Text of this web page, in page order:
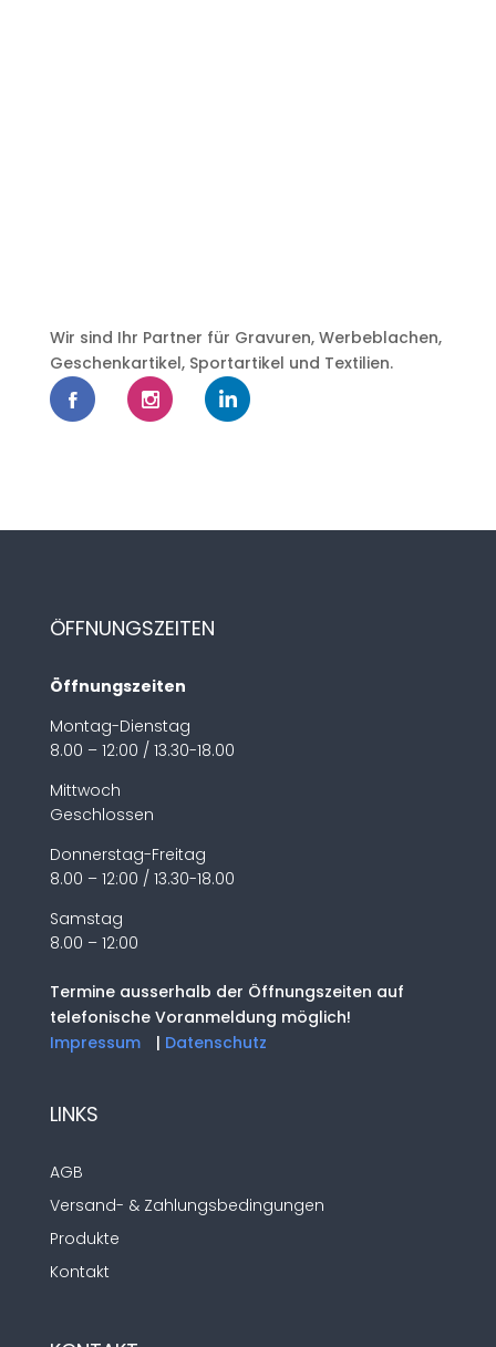
Wir sind Ihr Partner für Gravuren, Werbeblachen,
Geschenkartikel, Sportartikel und Textilien.
ÖFFNUNGSZEITEN
Öffnungszeiten
Montag-Dienstag
8.00 – 12:00 / 13.30-18.00
Mittwoch
Geschlossen
Donnerstag-Freitag
8.00 – 12:00 / 13.30-18.00
Samstag
8.00 – 12:00
Termine ausserhalb der Öffnungszeiten auf
telefonische Voranmeldung möglich!
Impressum
| Datenschutz
LINKS
AGB
Versand- & Zahlungsbedingungen
Produkte
Kontakt